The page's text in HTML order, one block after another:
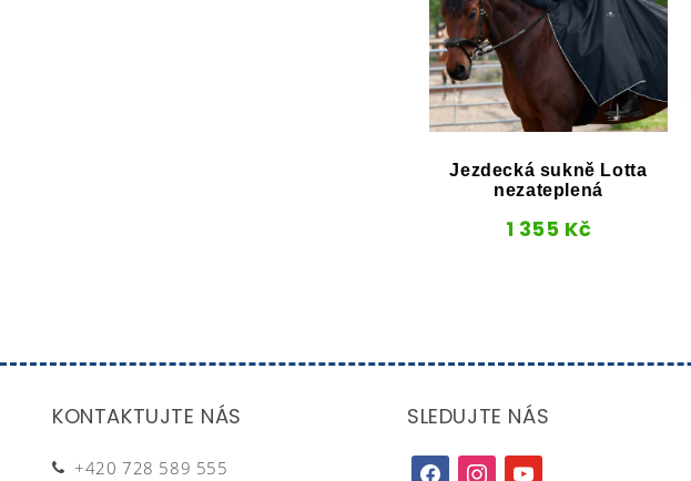
Jezdecká sukně Lotta
nezateplená
1 355 Kč
KONTAKTUJTE NÁS
+420 728 589 555
SLEDUJTE NÁS
facebookinstagramyoutube